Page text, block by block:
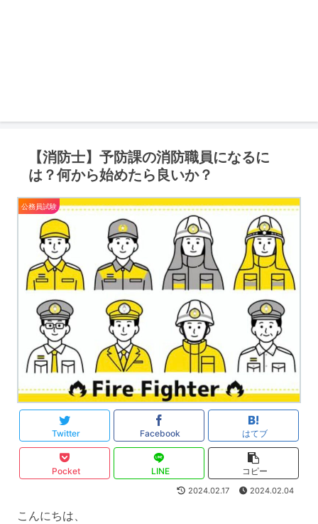
【消防士】予防課の消防職員になるに
は？何から始めたら良いか？
公務員試験
Twitter Facebook はてブ
Pocket LINE コピー
2024.02.17 2024.02.04
こんにちは、